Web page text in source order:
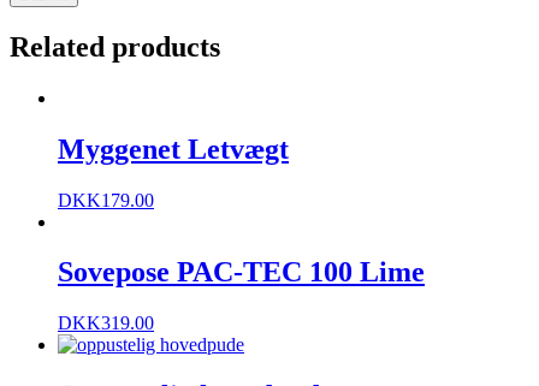
Related products
Myggenet Letvægt
DKK179.00
Sovepose PAC-TEC 100 Lime
DKK319.00